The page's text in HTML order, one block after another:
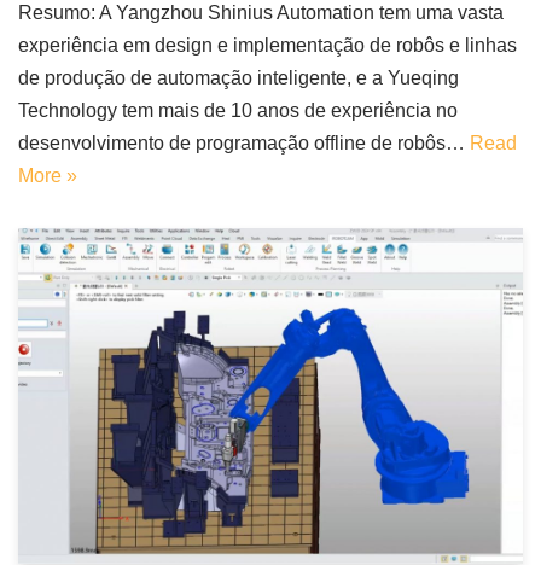
Resumo: A Yangzhou Shinius Automation tem uma vasta
experiência em design e implementação de robôs e linhas
de produção de automação inteligente, e a Yueqing
Technology tem mais de 10 anos de experiência no
desenvolvimento de programação offline de robôs… Read
More »